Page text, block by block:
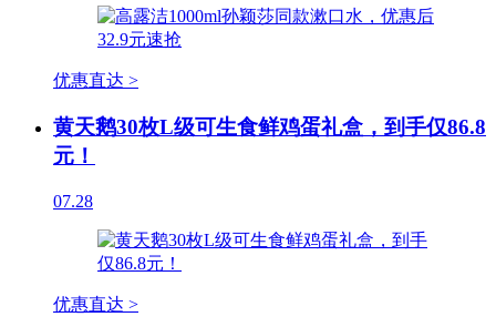
优惠直达 >
黄天鹅30枚L级可生食鲜鸡蛋礼盒，到手仅86.8
元！
07.28
优惠直达 >